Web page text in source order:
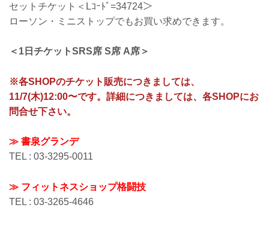
セットチケット＜Lｺｰﾄﾞ=34724＞
ローソン・ミニストップでもお買い求めできます。
＜1日チケットSRS席 S席 A席＞
※各SHOPのチケット販売につきましては、
11/7(木)12:00〜です。詳細につきましては、各SHOPにお
問合せ下さい。
≫ 書泉グランデ
TEL : 03-3295-0011
≫ フィットネスショップ格闘技
TEL : 03-3265-4646